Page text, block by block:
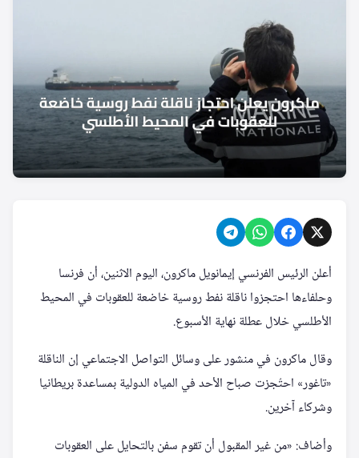
أعلن الرئيس الفرنسي إيمانويل ماكرون، اليوم الاثنين، أن فرنسا
وحلفاءها احتجزوا ناقلة نفط روسية خاضعة للعقوبات في المحيط
الأطلسي خلال عطلة نهاية الأسبوع.
وقال ماكرون في منشور على وسائل التواصل الاجتماعي إن الناقلة
«تاغور» احتُجزت صباح الأحد في المياه الدولية بمساعدة بريطانيا
وشركاء آخرين.
وأضاف: «من غير المقبول أن تقوم سفن بالتحايل على العقوبات